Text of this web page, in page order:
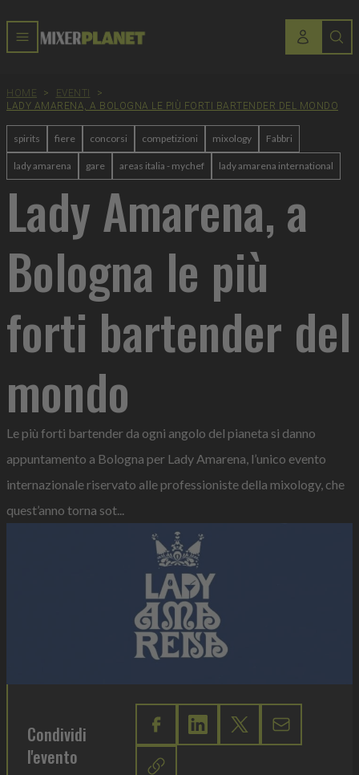
HOME > EVENTI
>
LADY AMARENA, A BOLOGNA LE PIÙ FORTI BARTENDER DEL MONDO
spirits fiere concorsi competizioni mixology Fabbri
lady amarena gare areas italia - mychef lady amarena international
Lady Amarena, a
Bologna le più
forti bartender del
mondo
Le più forti bartender da ogni angolo del pianeta si danno
appuntamento a Bologna per Lady Amarena, l’unico evento
internazionale riservato alle professioniste della mixology, che
quest’anno torna sot...
Condividi
l'evento